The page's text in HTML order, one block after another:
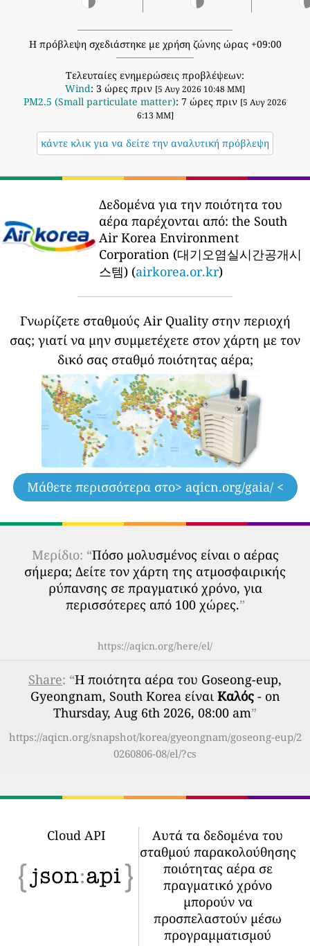
Η πρόβλεψη σχεδιάστηκε με χρήση ζώνης ώρας +09:00
Τελευταίες ενημερώσεις προβλέψεων:
Wind: 3 ώρες πριν [5 Αυγ 2026 10:48 ΜΜ]
PM2.5 (Small particulate matter): 7 ώρες πριν [5 Αυγ 2026
6:13 ΜΜ]
κάντε κλικ για να δείτε την αναλυτική πρόβλεψη
Δεδομένα για την ποιότητα του
αέρα παρέχονται από: the South
Air Korea Environment
Corporation (대기오염실시간공개시
스템) (airkorea.or.kr)
Γνωρίζετε σταθμούς Air Quality στην περιοχή
σας; γιατί να μην συμμετέχετε στον χάρτη με τον
δικό σας σταθμό ποιότητας αέρα;
Μάθετε περισσότερα στο> aqicn.org/gaia/ <
Μερίδιο: “Πόσο μολυσμένος είναι ο αέρας
σήμερα; Δείτε τον χάρτη της ατμοσφαιρικής
ρύπανσης σε πραγματικό χρόνο, για
περισσότερες από 100 χώρες.”
https://aqicn.org/here/el/
Share: “Η ποιότητα αέρα του Goseong-eup,
Gyeongnam, South Korea είναι Καλός- on
Thursday, Aug 6th 2026, 08:00 am”
https://aqicn.org/snapshot/korea/gyeongnam/goseong-eup/2
0260806-08/el/?cs
Cloud API
Αυτά τα δεδομένα του
σταθμού παρακολούθησης
ποιότητας αέρα σε
πραγματικό χρόνο
μπορούν να
προσπελαστούν μέσω
προγραμματισμού